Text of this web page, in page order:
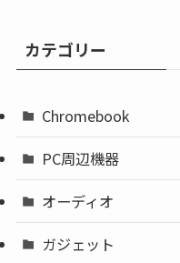
カテゴリー
Chromebook
PC周辺機器
オーディオ
ガジェット